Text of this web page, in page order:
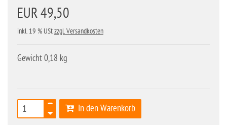
EUR 49,50
inkl. 19 % UStzzgl. Versandkosten
Gewicht 0,18 kg
In den Warenkorb